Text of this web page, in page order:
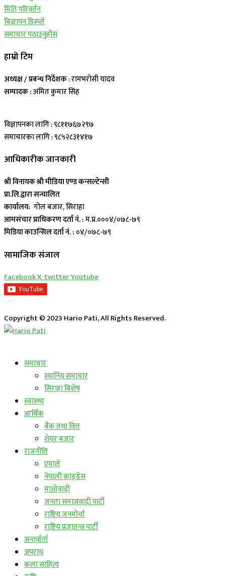
मिति परिवर्तन
बिज्ञापन डिस्प्ले
समाचार पठाउनुहोस
हाम्रो टिम
अध्यक्ष / प्रबन्ध निर्देशक: रामभरोसी यादव
सम्पादक :अमित कुमार सिह
विज्ञापनका लागि : ९८११७६७२९७
समाचारका लागि : ९८५२८३१४१७
आधिकारीक जानकारी
श्री विनायक श्री मीडिया एण्ड कन्सल्टेन्सी
प्रा.लि.द्वारा सन्चालित
कार्यालय: गोल बजार, सिराहा
आमसंचार प्राधिकरण दर्ता नं. :म.प्र.०००४/०७८-७९
मिडिया काउन्सिल दर्ता नं. : ०४/०७८-७९
सामाजिक संजाल
FacebookX-twitterYoutube
Copyright © 2023 Hario Pati, All Rights Reserved.
समाचार
स्थानिय समाचार
सिराहा बिशेष
स्वास्थ्य
आर्थिक
बैंक तथा वित्त
शेयर बजार
राजनीति
एमाले
नेपाली काङ्ग्रेस
माओवादी
जनता समाजवादी पार्टी
राष्ट्रिय जनमोर्चा
राष्ट्रिय प्रजातन्त्र पार्टी
अन्तर्वार्ता
अपराध
कला साहित्य